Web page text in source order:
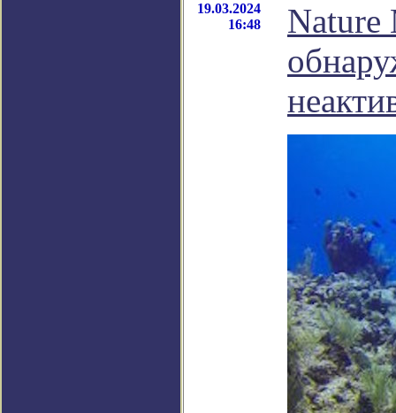
19.03.2024
16:48